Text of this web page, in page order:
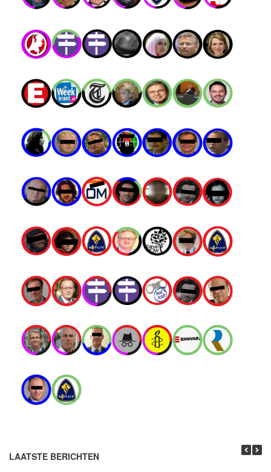
LAATSTE BERICHTEN